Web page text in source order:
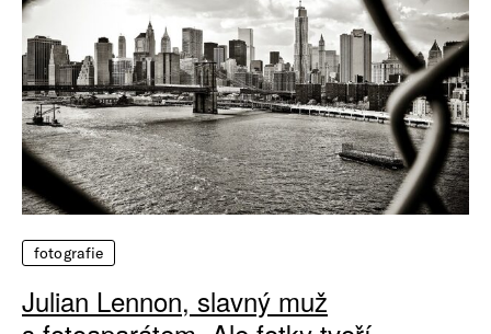
fotografie
Julian Lennon, slavný muž